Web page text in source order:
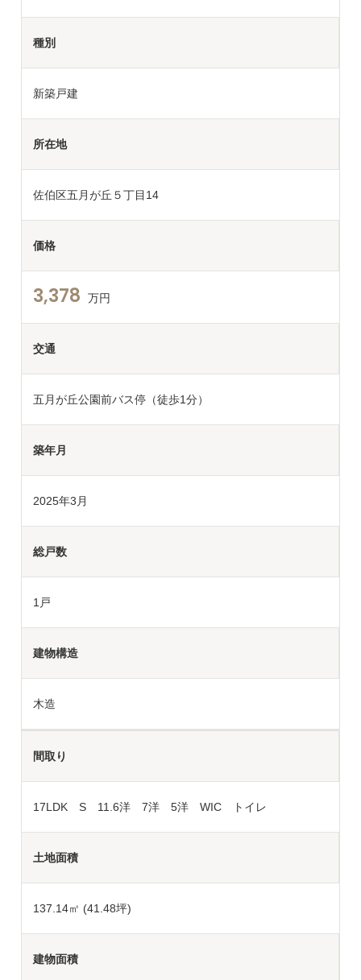
種別
新築戸建
所在地
佐伯区五月が丘５丁目14
価格
3,378 万円
交通
五月が丘公園前バス停（徒歩1分）
築年月
2025年3月
総戸数
1戸
建物構造
木造
間取り
17LDK S 11.6洋 7洋 5洋 WIC トイレ
土地面積
137.14㎡ (41.48坪)
建物面積